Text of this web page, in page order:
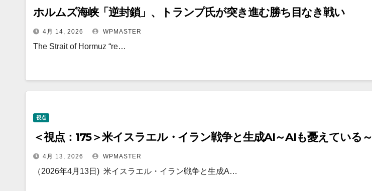
ホルムズ海峡「逆封鎖」、トランプ氏が突き進む勝ち目なき戦い
4月 14, 2026 WPMASTER
The Strait of Hormuz “re…
視点
＜視点：175＞米イスラエル・イラン戦争と生成AI～AIも憂えている～
4月 13, 2026 WPMASTER
（2026年4月13日) 米イスラエル・イラン戦争と生成A…